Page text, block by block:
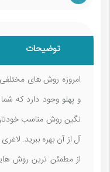
توضیحات
امروزه روش های
و پهلو وجود دارد که
نگین روش مناسب
آل از آن بهره ببرید.
از مطمئن ترین روش